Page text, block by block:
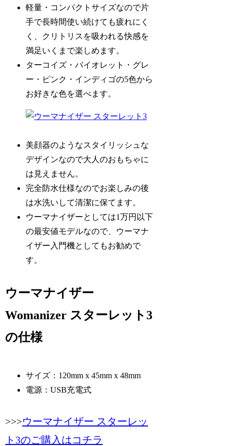
軽量・コンパクトサイズなので片
手で長時間使い続けても疲れにく
く、クリトリスを吸われる快感を
満足いくまで楽しめます。
ターコイズ・バイオレット・グレ
ー・ピンク・インディゴの5色から
お好きな色を選べます。
美顔器のようなスタイリッシュな
デザインなので大人のおもちゃに
は見えません。
完全防水仕様なのでお楽しみの後
は水洗いして清潔に保てます。
ウーマナイザーとしては1万円以下
の最安値モデルなので、ウーマナ
イザー入門機としてもお勧めで
す。
ウーマナイザー
Womanizer スターレット3
の仕様
サイズ：120mm x 45mm x 48mm
電源：USB充電式
>>>ウーマナイザー スターレッ
ト3のご購入はコチラ